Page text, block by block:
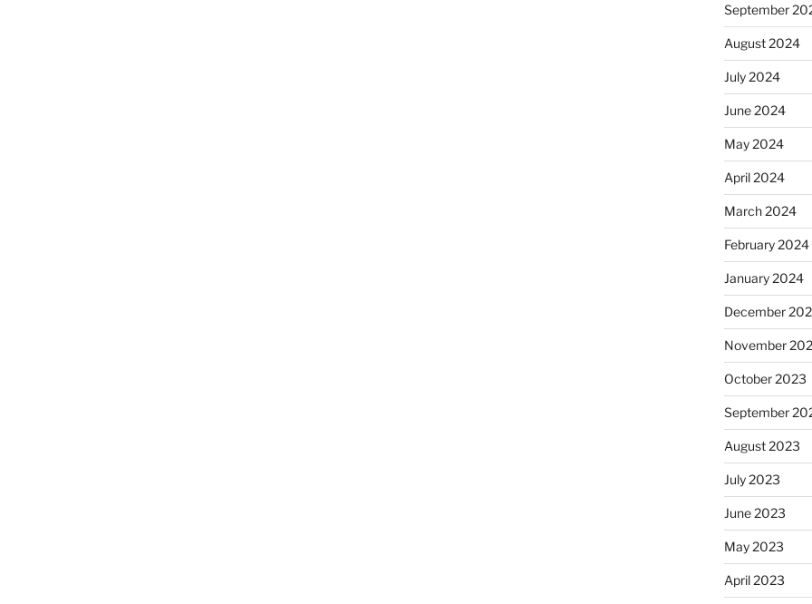
September
August 2024
July 2024
June 2024
May 2024
April 2024
March 2024
February 2024
January 2024
December
November
October 2023
September
August 2023
July 2023
June 2023
May 2023
April 2023